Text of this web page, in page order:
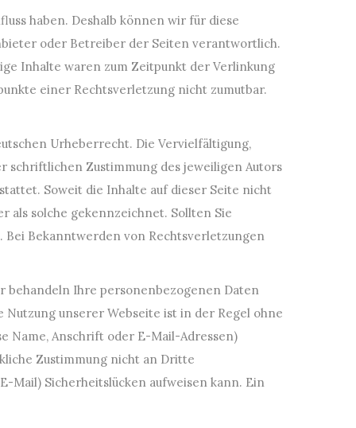
haben. Deshalb können wir für diese
oder Betreiber der Seiten verantwortlich.
Inhalte waren zum Zeitpunkt der Verlinkung
einer Rechtsverletzung nicht zumutbar.
Urheberrecht. Die Vervielfältigung,
schriftlichen Zustimmung des jeweiligen Autors
Soweit die Inhalte auf dieser Seite nicht
solche gekennzeichnet. Sollten Sie
Bekanntwerden von Rechtsverletzungen
behandeln Ihre personenbezogenen Daten
unserer Webseite ist in der Regel ohne
Name, Anschrift oder E-Mail-Adressen)
Zustimmung nicht an Dritte
Mail) Sicherheitslücken aufweisen kann. Ein